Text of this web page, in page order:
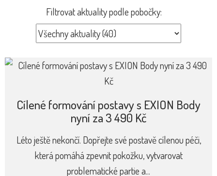
Filtrovat aktuality podle pobočky:
Cílené formování postavy s EXION Body
nyní za 3 490 Kč
Léto ještě nekončí. Dopřejte své postavě cílenou péči,
která pomáhá zpevnit pokožku, vytvarovat
problematické partie a...